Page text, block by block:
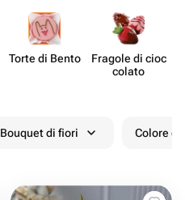
Torte di Bento
Fragole di cioc​
colato
Bouquet di fiori Colore